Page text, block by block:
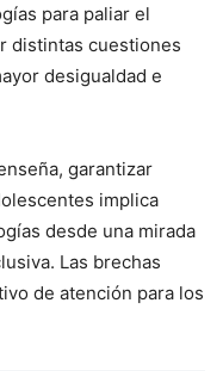
para paliar el
distintas cuestiones
desigualdad e
garantizar
implica
desde una mirada
Las brechas
de atención para los